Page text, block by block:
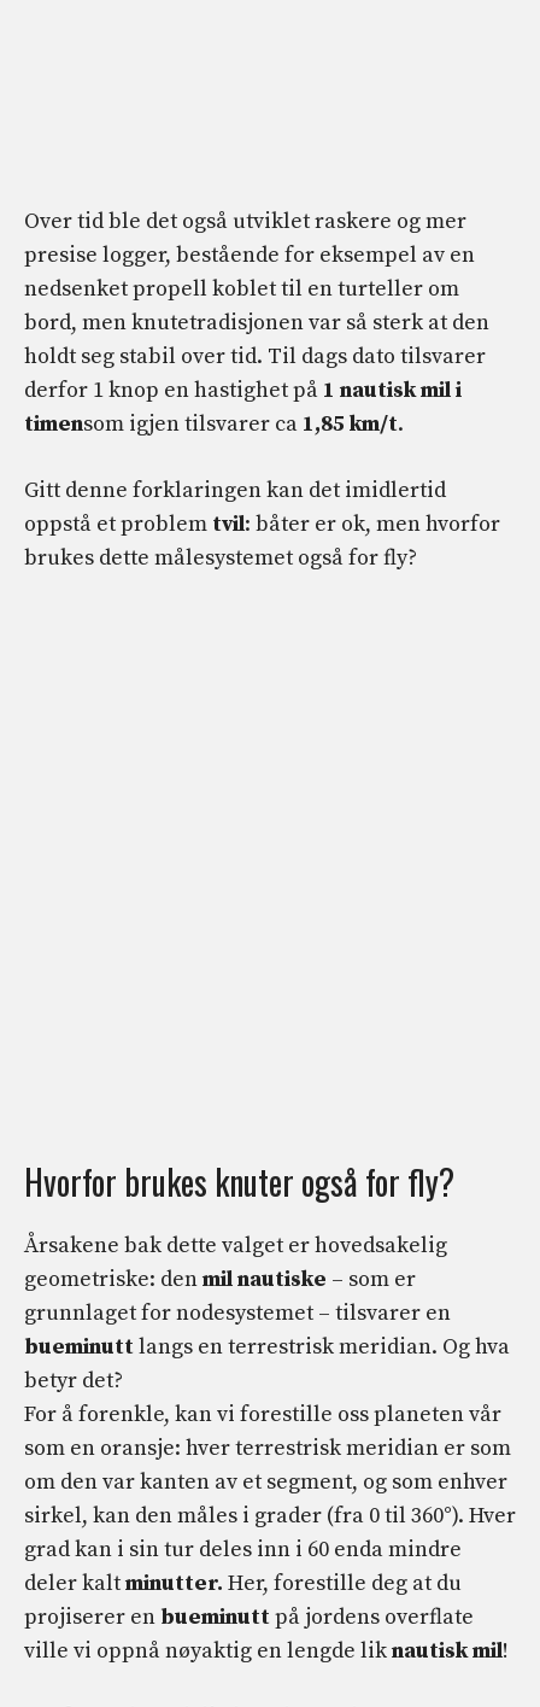
Over tid ble det også utviklet raskere og mer
presise logger, bestående for eksempel av en
nedsenket propell koblet til en turteller om
bord, men knutetradisjonen var så sterk at den
holdt seg stabil over tid. Til dags dato tilsvarer
derfor 1 knop en hastighet på 1 nautisk mil i
timensom igjen tilsvarer ca 1,85 km/t.
Gitt denne forklaringen kan det imidlertid
oppstå et problem tvil: båter er ok, men hvorfor
brukes dette målesystemet også for fly?
Hvorfor brukes knuter også for fly?
Årsakene bak dette valget er hovedsakelig
geometriske: denmilnautiske – som er
grunnlaget for nodesystemet – tilsvarer en
bueminuttlangs en terrestrisk meridian. Og hva
betyr det?
For å forenkle, kan vi forestille oss planeten vår
som en oransje: hver terrestrisk meridian er som
om den var kanten av et segment, og som enhver
sirkel, kan den måles i grader (fra 0 til 360°). Hver
grad kan i sin tur deles inn i 60 enda mindre
deler kaltminutter. Her, forestille deg at du
projiserer en bueminuttpå jordens overflate
ville vi oppnå nøyaktig en lengde liknautisk mil!